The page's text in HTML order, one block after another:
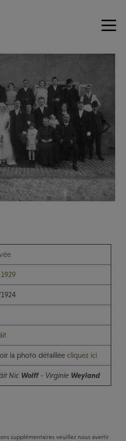
Next
la photo détaillée cliquez ici
Nic Wolff- Virginie Weyland
supplémentaires veuillez nous avertir